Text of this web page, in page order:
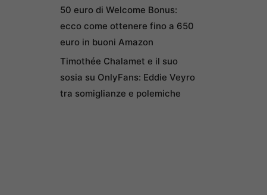
50 euro di Welcome Bonus:
ecco come ottenere fino a 650
euro in buoni Amazon
Timothée Chalamet e il suo
sosia su OnlyFans: Eddie Veyro
tra somiglianze e polemiche